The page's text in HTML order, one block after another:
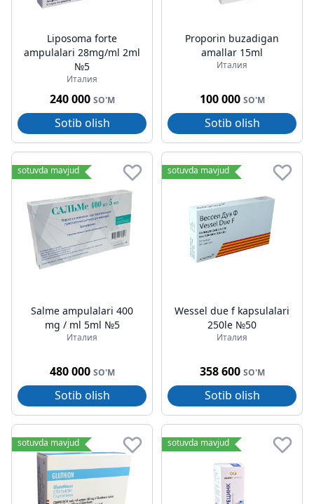
Liposoma forte
ampulalari 28mg/ml 2ml
№5
Италия
240 000 SO'M
Sotib olish
Proporin buzadigan
amallar 15ml
Италия
100 000 SO'M
Sotib olish
sotuvda mavjud
Salme ampulalari 400
mg / ml 5ml №5
Италия
480 000 SO'M
Sotib olish
sotuvda mavjud
Wessel due f kapsulalari
250le №50
Италия
358 600 SO'M
Sotib olish
sotuvda mavjud sotuvda mavjud